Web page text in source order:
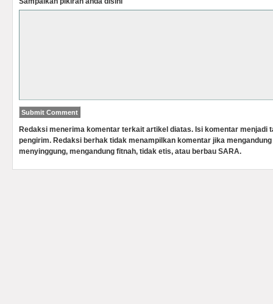
Redaksi menerima komentar terkait artikel diatas. Isi komentar menjadi
pengirim. Redaksi berhak tidak menampilkan komentar jika
menyinggung, mengandung fitnah, tidak etis, atau berbau SARA.